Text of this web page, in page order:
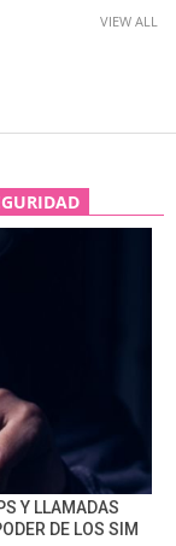
VIEW ALL
Y LLAMADAS
DE LOS SIM